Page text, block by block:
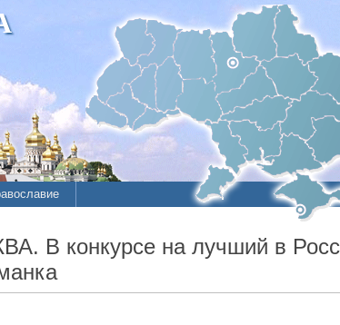
В конкурсе на лучший в